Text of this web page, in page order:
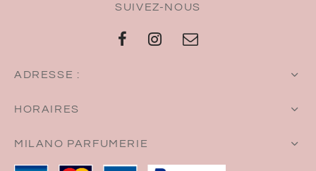
SUIVEZ-NOUS
ADRESSE :
HORAIRES
MILANO PARFUMERIE